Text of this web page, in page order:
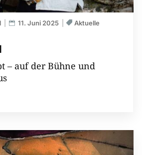
11. Juni 2025
Aktuelle
– auf der Bühne und